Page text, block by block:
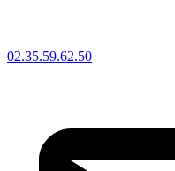
02.35.59.62.50